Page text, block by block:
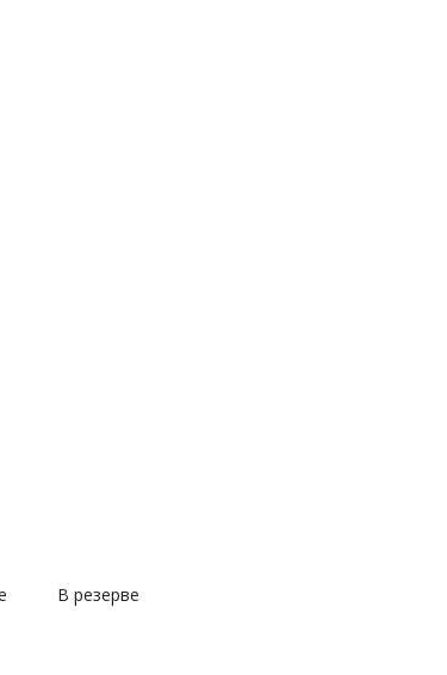
В резерве